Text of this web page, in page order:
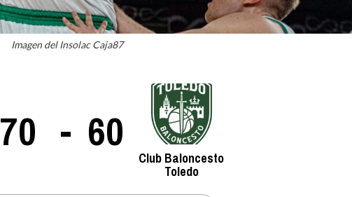
Imagen del Insolac Caja87
70 - 60
Club Baloncesto
Toledo
Nos hacemos mayores. Vamos creciendo. Tanto así
que el próximo 20 de mayo celebramos nuestro
cuarto cumpleaños. Y todo crecimiento conlleva